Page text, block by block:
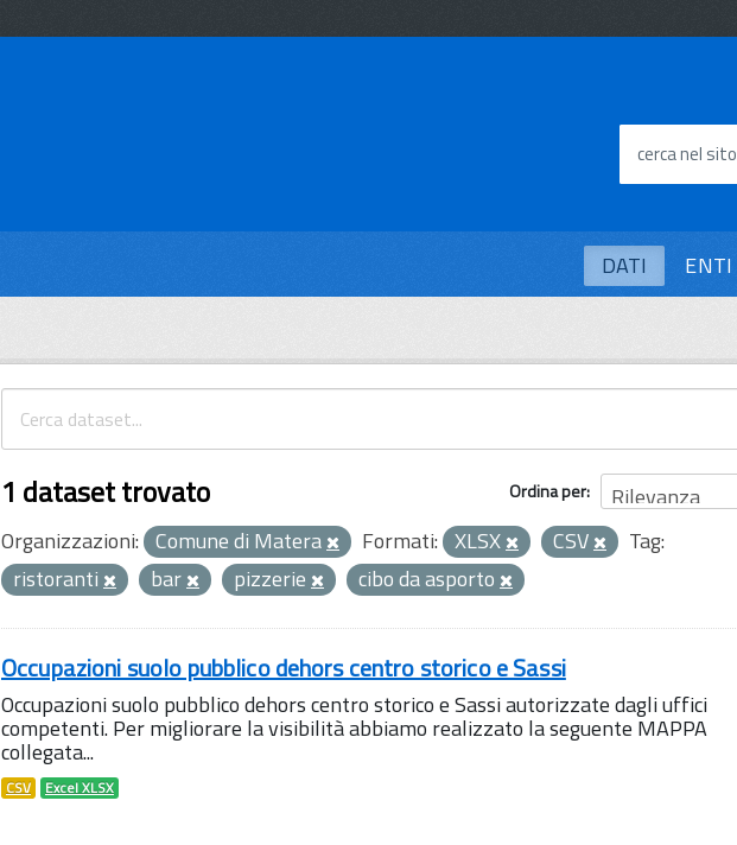
cerca nel sito
DATI ENTI
Ordina per
1 dataset trovato
Organizzazioni: Comune di Matera Formati: XLSX CSV
Tag:
ristoranti
bar pizzerie cibo da asporto
Occupazioni suolo pubblico dehors centro storico e Sassi
Occupazioni suolo pubblico dehors centro storico e Sassi autorizzate dagli uffici
competenti. Per migliorare la visibilità abbiamo realizzato la seguente MAPPA
collegata...
CSV Excel XLSX